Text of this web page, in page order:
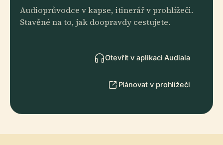
Audioprůvodce v kapse, itinerář v prohlížeči.
Stavěné na to, jak doopravdy cestujete.
Otevřít v aplikaci Audiala
Plánovat v prohlížeči